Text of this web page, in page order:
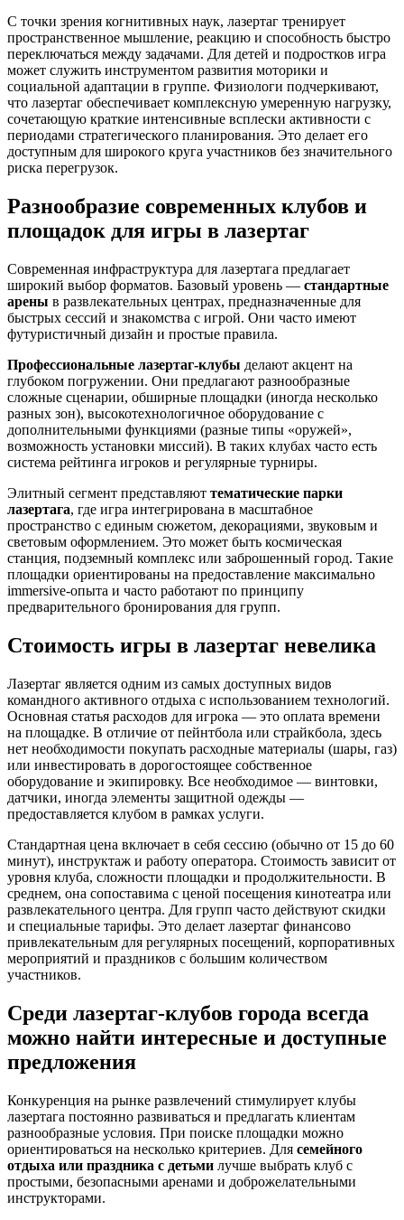
С точки зрения когнитивных наук, лазертаг тренирует
пространственное мышление, реакцию и способность быстро
переключаться между задачами. Для детей и подростков игра
может служить инструментом развития моторики и
социальной адаптации в группе. Физиологи подчеркивают,
что лазертаг обеспечивает комплексную умеренную нагрузку,
сочетающую краткие интенсивные всплески активности с
периодами стратегического планирования. Это делает его
доступным для широкого круга участников без значительного
риска перегрузок.
Разнообразие современных клубов и
площадок для игры в лазертаг
Современная инфраструктура для лазертага предлагает
широкий выбор форматов. Базовый уровень — стандартные
арены в развлекательных центрах, предназначенные для
быстрых сессий и знакомства с игрой. Они часто имеют
футуристичный дизайн и простые правила.
Профессиональные лазертаг-клубы делают акцент на
глубоком погружении. Они предлагают разнообразные
сложные сценарии, обширные площадки (иногда несколько
разных зон), высокотехнологичное оборудование с
дополнительными функциями (разные типы «оружей»,
возможность установки миссий). В таких клубах часто есть
система рейтинга игроков и регулярные турниры.
Элитный сегмент представляют тематические парки
лазертага, где игра интегрирована в масштабное
пространство с единым сюжетом, декорациями, звуковым и
световым оформлением. Это может быть космическая
станция, подземный комплекс или заброшенный город. Такие
площадки ориентированы на предоставление максимально
immersive-опыта и часто работают по принципу
предварительного бронирования для групп.
Стоимость игры в лазертаг невелика
Лазертаг является одним из самых доступных видов
командного активного отдыха с использованием технологий.
Основная статья расходов для игрока — это оплата времени
на площадке. В отличие от пейнтбола или страйкбола, здесь
нет необходимости покупать расходные материалы (шары, газ)
или инвестировать в дорогостоящее собственное
оборудование и экипировку. Все необходимое — винтовки,
датчики, иногда элементы защитной одежды —
предоставляется клубом в рамках услуги.
Стандартная цена включает в себя сессию (обычно от 15 до 60
минут), инструктаж и работу оператора. Стоимость зависит от
уровня клуба, сложности площадки и продолжительности. В
среднем, она сопоставима с ценой посещения кинотеатра или
развлекательного центра. Для групп часто действуют скидки
и специальные тарифы. Это делает лазертаг финансово
привлекательным для регулярных посещений, корпоративных
мероприятий и праздников с большим количеством
участников.
Среди лазертаг-клубов города всегда
можно найти интересные и доступные
предложения
Конкуренция на рынке развлечений стимулирует клубы
лазертага постоянно развиваться и предлагать клиентам
разнообразные условия. При поиске площадки можно
ориентироваться на несколько критериев. Для семейного
отдыха или праздника с детьми лучше выбрать клуб с
простыми, безопасными аренами и доброжелательными
инструкторами.